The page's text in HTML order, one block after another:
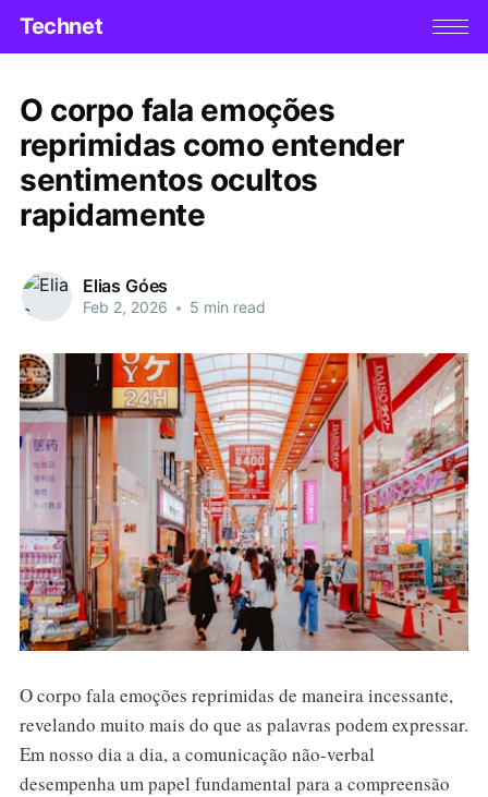
Technet
O corpo fala emoções
reprimidas como entender
sentimentos ocultos
rapidamente
Elias Góes
Feb 2, 2026 • 5 min read
O corpo fala emoções reprimidas de maneira incessante,
revelando muito mais do que as palavras podem expressar.
Em nosso dia a dia, a comunicação não-verbal
desempenha um papel fundamental para a compreensão